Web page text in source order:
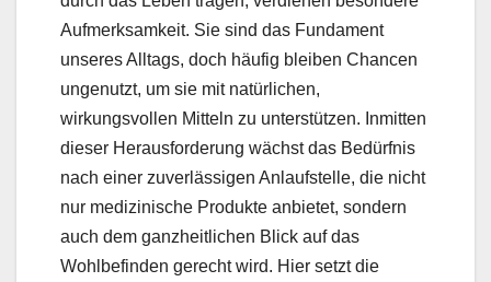
Aufmerksamkeit. Sie sind das Fundament
unseres Alltags, doch häufig bleiben Chancen
ungenutzt, um sie mit natürlichen,
wirkungsvollen Mitteln zu unterstützen. Inmitten
dieser Herausforderung wächst das Bedürfnis
nach einer zuverlässigen Anlaufstelle, die nicht
nur medizinische Produkte anbietet, sondern
auch dem ganzheitlichen Blick auf das
Wohlbefinden gerecht wird. Hier setzt die